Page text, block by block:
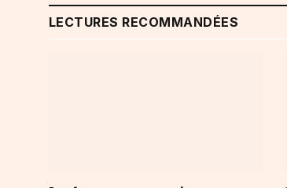
LECTURES RECOMMANDÉES